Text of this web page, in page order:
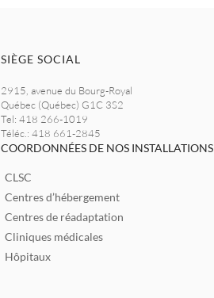
SIÈGE SOCIAL
2915, avenue du Bourg-Royal
Québec (Québec) G1C 3S2
Tel: 418 266-1019
Téléc.: 418 661-2845
COORDONNÉES DE NOS INSTALLATIONS
CLSC
Centres d’hébergement
Centres de réadaptation
Cliniques médicales
Hôpitaux